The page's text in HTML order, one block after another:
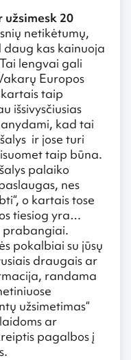
20
netikėtumų,
daug kas kainuoja
lengvai gali
Europos
taip
išsivysčiusias
kad tai
ir jose turi
taip būna.
palaiko
nes
o kartais tose
tiesiog yra…
prabangiai.
pokalbiai su jūsų
draugais ar
randama
užsimetimas“
ar
pagalbos į